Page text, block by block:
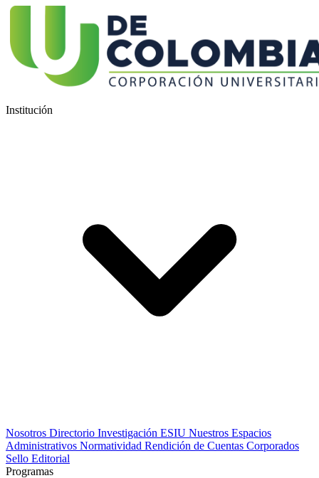
Institución
Nosotros Directorio Investigación ESIU Nuestros Espacios
Administrativos Normatividad Rendición de Cuentas Corporados
Sello Editorial
Programas